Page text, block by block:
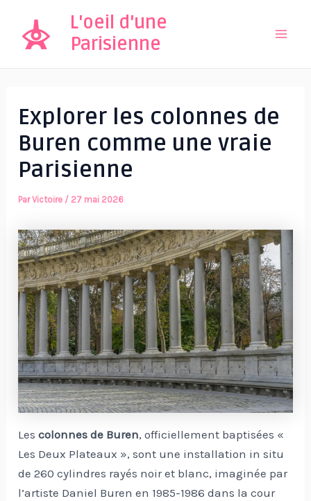
contenu
L'oeil d'une
Parisienne
Explorer les colonnes de
Buren comme une vraie
Parisienne
ParVictoire / 27 mai 2026
Lescolonnes de Buren, officiellement baptisées «
Les Deux Plateaux », sont une installation in situ
de 260 cylindres rayés noir et blanc, imaginée par
l’artiste Daniel Buren en 1985-1986 dans la cour